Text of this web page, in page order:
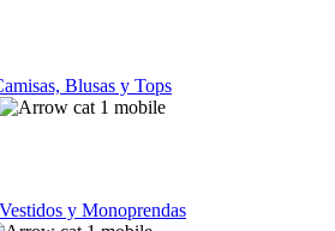
Blusas y Tops
Vestidos y Monoprendas